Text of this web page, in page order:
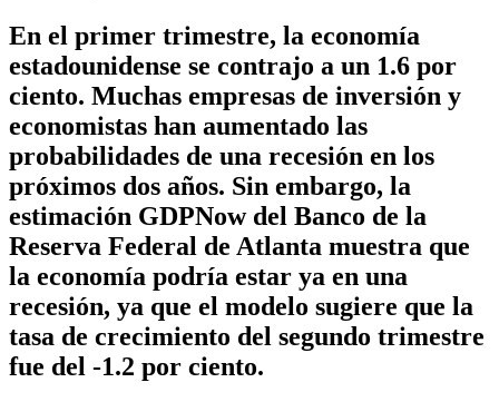
En el primer trimestre, la economía
estadounidense se contrajo a un 1.6 por
ciento. Muchas empresas de inversión y
economistas han aumentado las
probabilidades de una recesión en los
próximos dos años. Sin embargo, la
estimación GDPNow del Banco de la
Reserva Federal de Atlanta muestra que
la economía podría estar ya en una
recesión, ya que el modelo sugiere que la
tasa de crecimiento del segundo trimestre
fue del -1.2 por ciento.